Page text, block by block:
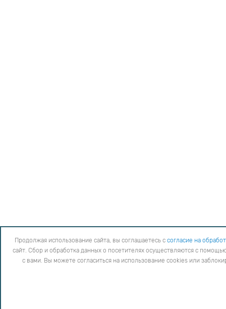
Продолжая использование сайта, вы соглашаетесь с согласие на
сайт. Сбор и обработка данных о посетителях осуществляются с
с вами. Вы можете согласиться на использование cookies или